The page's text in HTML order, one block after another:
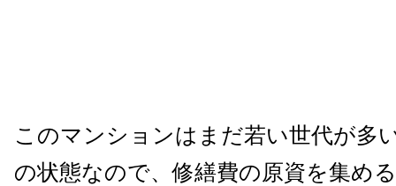
このマンションはまだ若い世代が多
の状態なので、修繕費の原資を集め